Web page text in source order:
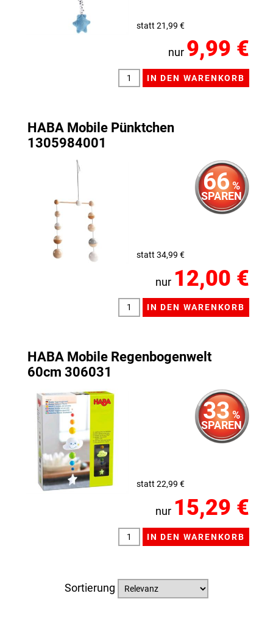
statt 21,99 €
nur 9,99 €
HABA Mobile Pünktchen
1305984001
66 %
SPAREN
statt 34,99 €
nur 12,00 €
HABA Mobile Regenbogenwelt
60cm 306031
33 %
SPAREN
statt 22,99 €
nur 15,29 €
Sortierung